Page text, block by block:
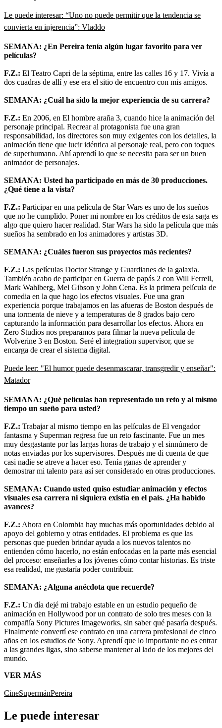
Le puede interesar: “Uno no puede permitir que la tendencia se
convierta en injerencia”: Vladdo
SEMANA: ¿En Pereira tenía algún lugar favorito para ver
películas?
F.Z.: El Teatro Capri de la séptima, entre las calles 16 y 17. Vivía a
dos cuadras de allí y ese era el sitio de encuentro con mis amigos.
SEMANA: ¿Cuál ha sido la mejor experiencia de su carrera?
F.Z.: En 2006, en El hombre araña 3, cuando hice la animación del
personaje principal. Recrear al protagonista fue una gran
responsabilidad, los directores son muy exigentes con los detalles, la
animación tiene que lucir idéntica al personaje real, pero con toques
de superhumano. Ahí aprendí lo que se necesita para ser un buen
animador de personajes.
SEMANA: Usted ha participado en más de 30 producciones.
¿Qué tiene a la vista?
F.Z.: Participar en una película de Star Wars es uno de los sueños
que no he cumplido. Poner mi nombre en los créditos de esta saga es
algo que quiero hacer realidad. Star Wars ha sido la película que más
sueños ha sembrado en los animadores y artistas 3D.
SEMANA: ¿Cuáles fueron sus proyectos más recientes?
F.Z.: Las películas Doctor Strange y Guardianes de la galaxia.
También acabo de participar en Guerra de papás 2 con Will Ferrell,
Mark Wahlberg, Mel Gibson y John Cena. Es la primera película de
comedia en la que hago los efectos visuales. Fue una gran
experiencia porque trabajamos en las afueras de Boston después de
una tormenta de nieve y a temperaturas de 8 grados bajo cero
capturando la información para desarrollar los efectos. Ahora en
Zero Studios nos preparamos para filmar la nueva película de
Wolverine 3 en Boston. Seré el integration supervisor, que se
encarga de crear el sistema digital.
Puede leer: "El humor puede desenmascarar, transgredir y enseñar":
Matador
SEMANA: ¿Qué películas han representado un reto y al mismo
tiempo un sueño para usted?
F.Z.: Trabajar al mismo tiempo en las películas de El vengador
fantasma y Superman regresa fue un reto fascinante. Fue un mes
muy desgastante por las largas horas de trabajo y el sinnúmero de
notas enviadas por los supervisores. Después me di cuenta de que
casi nadie se atreve a hacer eso. Tenía ganas de aprender y
demostrar mi talento para así ser considerado en otras producciones.
SEMANA: Cuando usted quiso estudiar animación y efectos
visuales esa carrera ni siquiera existía en el país. ¿Ha habido
avances?
F.Z.: Ahora en Colombia hay muchas más oportunidades debido al
apoyo del gobierno y otras entidades. El problema es que las
personas que pueden brindar ayuda a los nuevos talentos no
entienden cómo hacerlo, no están enfocadas en la parte más esencial
del proceso: enseñarles a los jóvenes cómo contar historias. Es triste
esa realidad, me gustaría poder contribuir.
SEMANA: ¿Alguna anécdota que recuerde?
F.Z.: Un día dejé mi trabajo estable en un estudio pequeño de
animación en Hollywood por un contrato de solo tres meses con la
compañía Sony Pictures Imageworks, sin saber qué pasaría después.
Finalmente convertí ese contrato en una carrera profesional de cinco
años en los estudios de Sony. Aprendí que lo importante no es entrar
a las grandes ligas, sino saberse mantener al lado de los mejores del
mundo.
VER MÁS
CineSupermánPereira
Le puede interesar